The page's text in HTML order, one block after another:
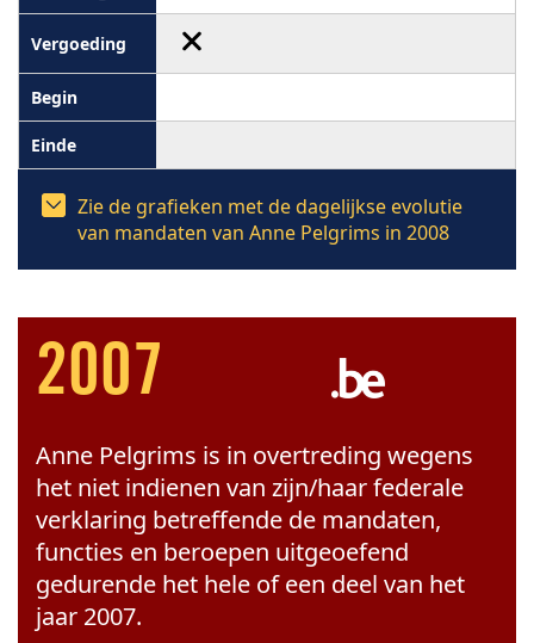
Zie de grafieken met de dagelijkse evolutie
van mandaten van Anne Pelgrims in 2008
2007
Anne Pelgrims is in overtreding wegens
het niet indienen van zijn/haar federale
verklaring betreffende de mandaten,
functies en beroepen uitgeoefend
gedurende het hele of een deel van het
jaar 2007.